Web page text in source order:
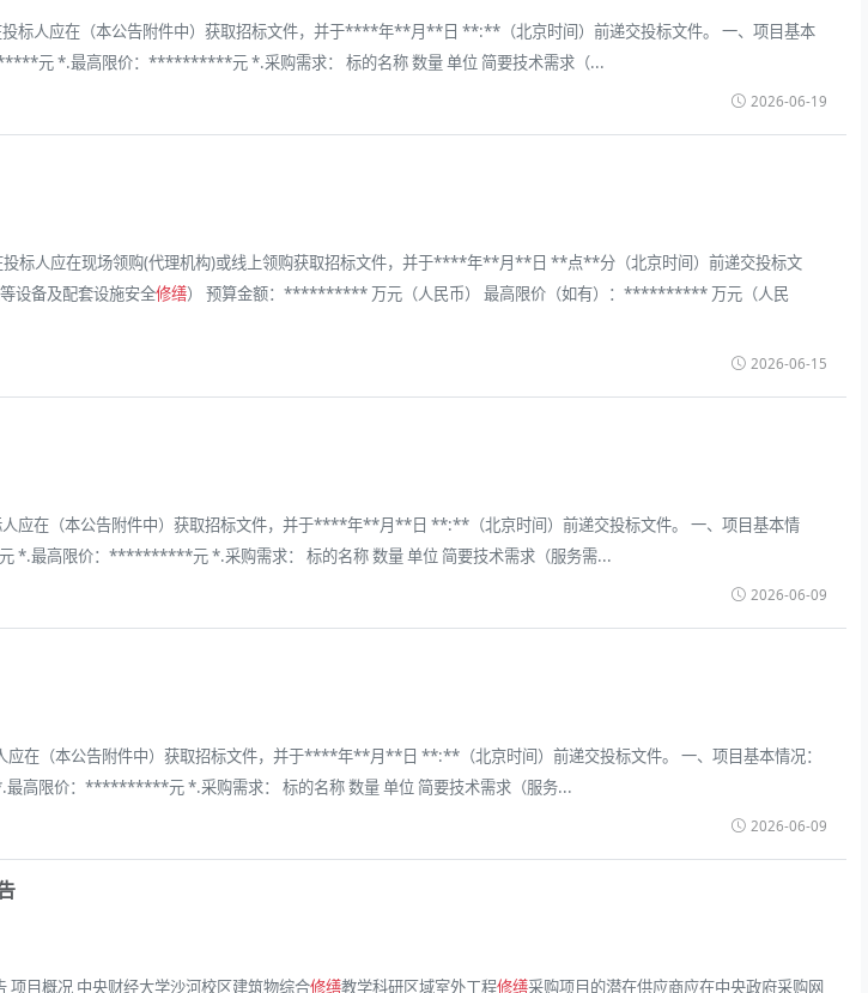
标人应在（本公告附件中）获取招标文件，并于****年**月**日 **:**（北京时间）前递交投标文件。 一、项目基本
元 *.最高限价：**********元 *.采购需求： 标的名称 数量 单位 简要技术需求（...
2026-06-19
投标人应在现场领购(代理机构)或线上领购获取招标文件，并于****年**月**日 **点**分（北京时间）前递交投标文
设备及配套设施安全修缮） 预算金额：********** 万元（人民币） 最高限价（如有）：********** 万元（人民
2026-06-15
人应在（本公告附件中）获取招标文件，并于****年**月**日 **:**（北京时间）前递交投标文件。 一、项目基本情
最高限价：**********元 *.采购需求： 标的名称 数量 单位 简要技术需求（服务需...
2026-06-09
应在（本公告附件中）获取招标文件，并于****年**月**日 **:**（北京时间）前递交投标文件。 一、项目基本情况：
高限价：**********元 *.采购需求： 标的名称 数量 单位 简要技术需求（服务...
2026-06-09
项目概况 中央财经大学沙河校区建筑物综合修缮教学科研区域室外工程修缮采购项目的潜在供应商应在中央政府采购网